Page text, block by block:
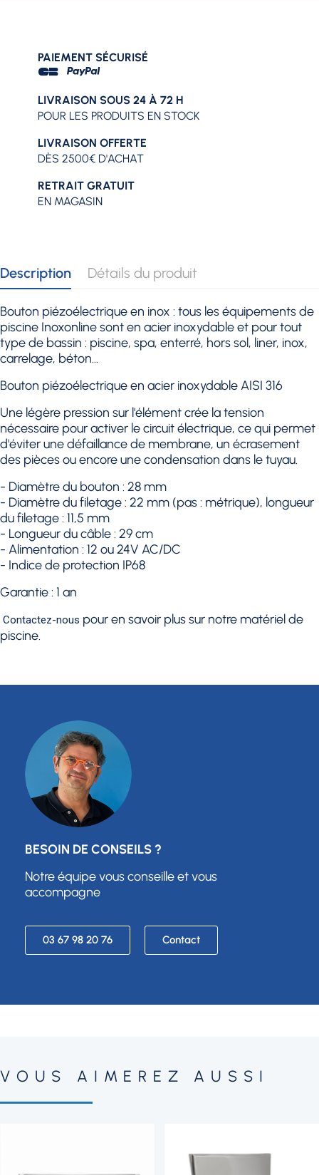
PAIEMENT SÉCURISÉ
LIVRAISON SOUS 24 À 72 H
POUR LES PRODUITS EN STOCK
LIVRAISON OFFERTE
DÈS 2500€ D'ACHAT
RETRAIT GRATUIT
EN MAGASIN
Description Détails du produit
Bouton piézoélectrique en inox : tous les équipements de
piscine Inoxonline sont en acier inoxydable et pour tout
type de bassin : piscine, spa, enterré, hors sol, liner, inox,
carrelage, béton...
Bouton piézoélectrique en acier inoxydable AISI 316
Une légère pression sur l'élément crée la tension
nécessaire pour activer le circuit électrique, ce qui permet
d'éviter une défaillance de membrane, un écrasement
des pièces ou encore une condensation dans le tuyau.
- Diamètre du bouton : 28 mm
- Diamètre du filetage : 22 mm (pas : métrique), longueur
du filetage : 11,5 mm
- Longueur du câble : 29 cm
- Alimentation : 12 ou 24V AC/DC
- Indice de protection IP68
Garantie : 1 an
Contactez-nous pour en savoir plus sur notre matériel de
piscine.
BESOIN DE CONSEILS ?
Notre équipe vous conseille et vous
accompagne
03 67 98 20 76 Contact
VOUS AIMEREZ AUSSI